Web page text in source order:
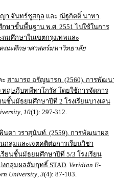
า จันทร์ชูสกุล และ ณัฐกิตติ์ นาทา.
ษาขั้นพื้นฐาน พ.ศ. 2551 ไปใช้ในการ
มศึกษาในเขตกรุงเทพและ
ณะศึกษาศาสตร์มหาวิทยาลัย
ะ สามารถ อรัญนารถ. (2560). การพัฒนา
ทฤษฎีบทพีทาโกรัส โดยใช้การจัดการ
ชั้นมัธยมศึกษาปีที่ 2 โรงเรียนบางเลน
, 10(1): 297-312.
นดา วราสุนันท์. (2559). การพัฒนาผล
กลุ่มและเจตคติต่อการเรียนวิชา
ยนชั้นมัธยมศึกษาปีที่ 5/3 โรงเรียน
กลุ่มผลสัมฤทธิ์ STAD. Veridian E-
University, 3(4): 87-103.